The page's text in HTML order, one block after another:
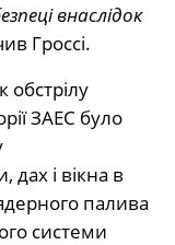
внаслідок
Гроссі.
обстрілу
ЗАЕС було
дах і вікна в
палива
системи